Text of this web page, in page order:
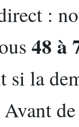
:
48 à
si la